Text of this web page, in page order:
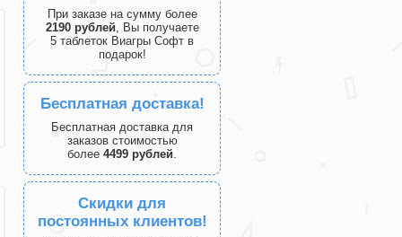
При заказе на сумму более
2190 рублей, Вы получаете
5 таблеток Виагры Софт в
подарок!
Бесплатная доставка!
Бесплатная доставка для
заказов стоимостью
более 4499 рублей.
Скидки для
постоянных клиентов!